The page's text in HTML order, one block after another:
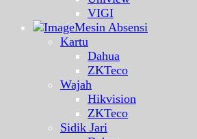
VIGI
Mesin Absensi
Kartu
Dahua
ZKTeco
Wajah
Hikvision
ZKTeco
Sidik Jari